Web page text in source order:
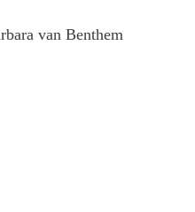
van Benthem